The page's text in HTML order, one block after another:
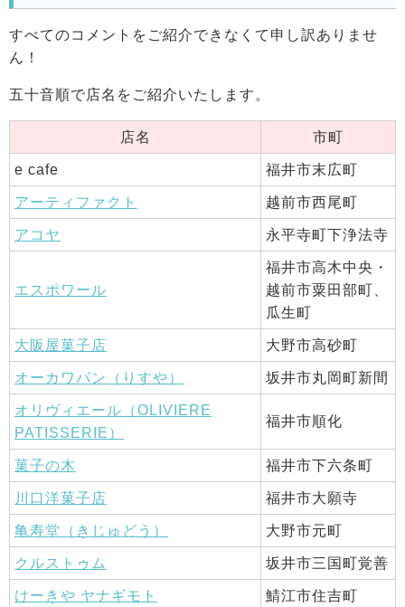
すべてのコメントをご紹介できなくて申し訳ありませ
ん！
五十音順で店名をご紹介いたします。
店名 市町
e cafe 福井市末広町
アーティファクト 越前市西尾町
アコヤ 永平寺町下浄法寺
エスポワール
福井市高木中央・
越前市粟田部町、
瓜生町
大阪屋菓子店 大野市高砂町
オーカワパン（りすや） 坂井市丸岡町新間
オリヴィエール（OLIVIERE
PATISSERIE）
福井市順化
菓子の木 福井市下六条町
川口洋菓子店 福井市大願寺
亀寿堂（きじゅどう） 大野市元町
クルストゥム 坂井市三国町覚善
けーきや ヤナギモト 鯖江市住吉町